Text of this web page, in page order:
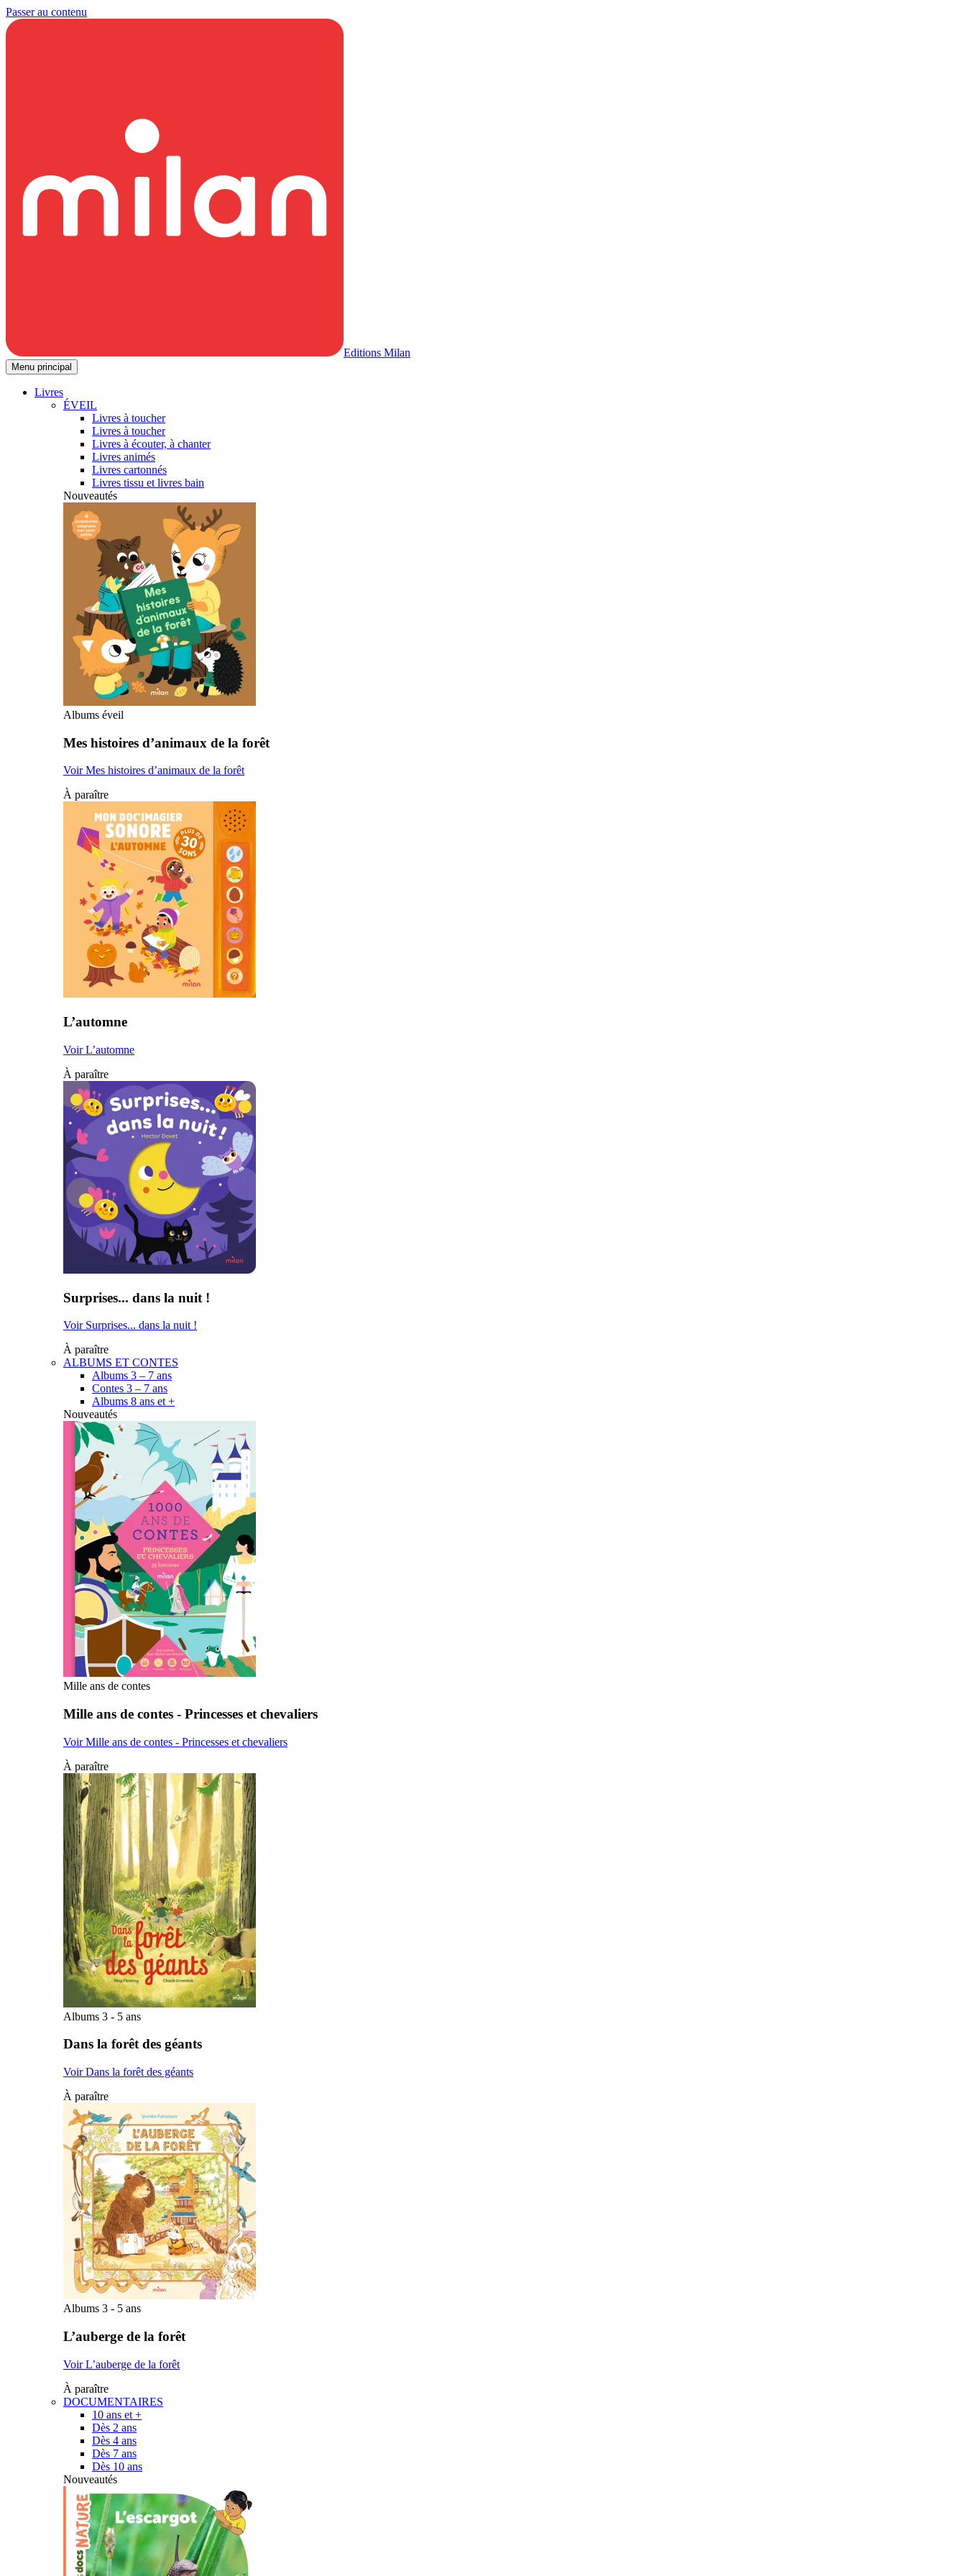
Passer au contenu
Editions Milan
Menu principal
Livres
ÉVEIL
Livres à toucher
Livres à toucher
Livres à écouter, à chanter
Livres animés
Livres cartonnés
Livres tissu et livres bain
Nouveautés
Albums éveil
Mes histoires d’animaux de la forêt
Voir Mes histoires d’animaux de la forêt
À paraître
L’automne
Voir L’automne
À paraître
Surprises... dans la nuit !
Voir Surprises... dans la nuit !
À paraître
ALBUMS ET CONTES
Albums 3 – 7 ans
Contes 3 – 7 ans
Albums 8 ans et +
Nouveautés
Mille ans de contes
Mille ans de contes - Princesses et chevaliers
Voir Mille ans de contes - Princesses et chevaliers
À paraître
Albums 3 - 5 ans
Dans la forêt des géants
Voir Dans la forêt des géants
À paraître
Albums 3 - 5 ans
L’auberge de la forêt
Voir L’auberge de la forêt
À paraître
DOCUMENTAIRES
10 ans et +
Dès 2 ans
Dès 4 ans
Dès 7 ans
Dès 10 ans
Nouveautés